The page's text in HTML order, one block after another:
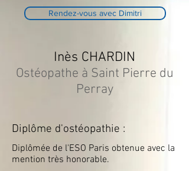
Rendez-vous avec Dimitri
Inès CHARDIN
Ostéopathe à Saint Pierre du
Perray
Diplôme d'ostéopathie :
Diplômée de l'ESO Paris obtenue avec la
mention très honorable.